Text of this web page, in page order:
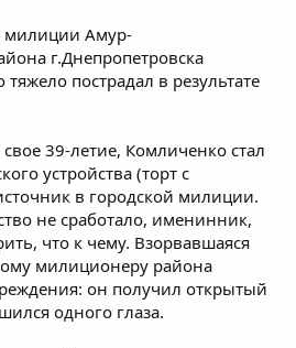
милиции Амур-
г.Днепропетровска
пострадал в результате
39-летие, Комличенко стал
устройства (торт с
в городской милиции.
не сработало, именинник,
что к чему. Взорвавшаяся
милиционеру района
он получил открытый
одного глаза.